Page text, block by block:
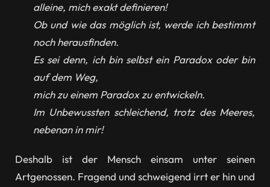
alleine, mich exakt definieren!
Ob und wie das möglich ist, werde ich bestimmt
noch herausfinden.
Es sei denn, ich bin selbst ein Paradox oder bin
auf dem Weg,
mich zu einem Paradox zu entwickeln.
Im Unbewussten schleichend, trotz des Meeres,
nebenan in mir!
Deshalb ist der Mensch einsam unter seinen
Artgenossen. Fragend und schweigend irrt er hin und